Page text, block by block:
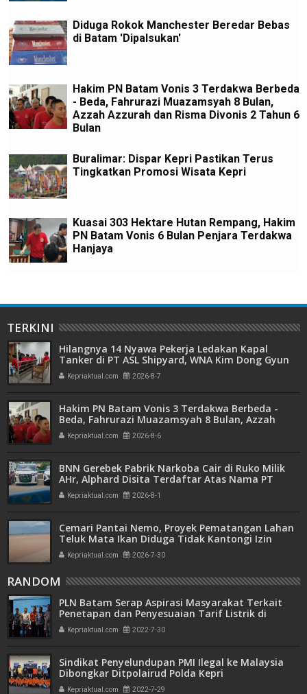
Diduga Rokok Manchester Beredar Bebas
di Batam 'Dipalsukan'
Hakim PN Batam Vonis 3 Terdakwa Berbeda
- Beda, Fahrurazi Muazamsyah 8 Bulan,
Azzah Azzurah dan Risma Divonis 2 Tahun 6
Bulan
Buralimar: Dispar Kepri Pastikan Terus
Tingkatkan Promosi Wisata Kepri
Kuasai 303 Hektare Hutan Rempang, Hakim
PN Batam Vonis 6 Bulan Penjara Terdakwa
Hanjaya
TERKINI
Hilangnya 14 Nyawa Pekerja Ledakan Kapal
Tanker di PT ASL Shipyard, WNA Kim Dong Gyun
Hanya Dituntut 1 Tahun 6 Bulan
Kepriaktual.com 2026-8-7
Hakim PN Batam Vonis 3 Terdakwa Berbeda -
Beda, Fahrurazi Muazamsyah 8 Bulan, Azzah
Azzurah dan Risma Divonis 2 Tahun 6 Bulan
Kepriaktual.com 2026-8-6
BNN Gerebek Pabrik Narkoba Cair di Ruko Milik
AHr, Alphard Disita Terdaftar Atas Nama PT
Mitra Usaha Properti
Kepriaktual.com 2026-8-1
Cemari Pantai Nemo, Proyek Pematangan Lahan
Teluk Mata Ikan Diduga Tidak Kantongi Izin
Amdal
Kepriaktual.com 2026-7-30
RANDOM
PLN Batam Serap Aspirasi Masyarakat Terkait
Penetapan dan Penyesuaian Tarif Listrik di
Batam
Kepriaktual.com 2022-7-30
Sindikat Penyelundupan PMI Ilegal ke Malaysia
Dibongkar Ditpolairud Polda Kepri
Kepriaktual.com 2022-7-29